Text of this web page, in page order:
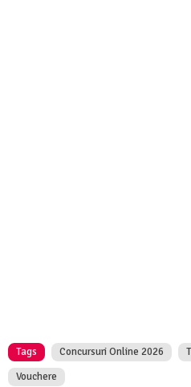
Tags Concursuri Online 2026
Vouchere